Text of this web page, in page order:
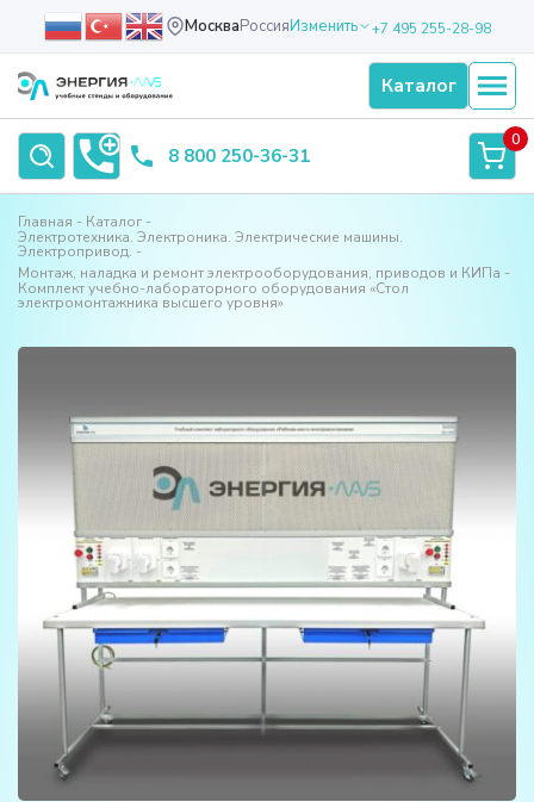
МоскваРоссияИзменить +7 495 255-28-98
Каталог
8 800 250-36-31
0
Главная
Каталог
Электротехника. Электроника. Электрические машины.
Электропривод.
Монтаж, наладка и ремонт электрооборудования, приводов и КИПа
Комплект учебно-лабораторного оборудования «Стол
электромонтажника высшего уровня»